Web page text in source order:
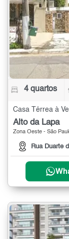
4 quartos
Casa Térrea à
Alto da Lapa
Zona Oeste - São
Rua Duarte